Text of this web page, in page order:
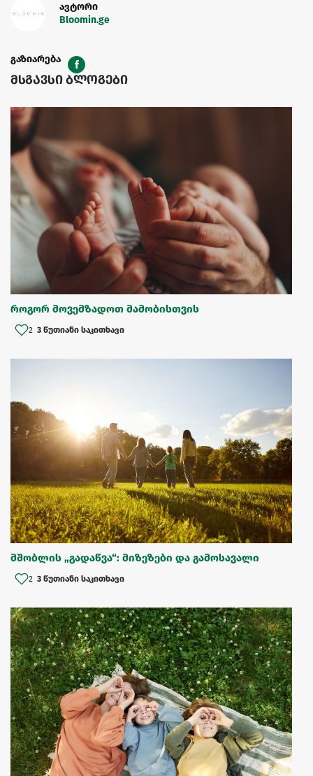
ავტორი
Bloomin.ge
გაზიარება
მსგავსი ბლოგები
როგორ მოვემზადოთ მამობისთვის
2 3 წუთიანი საკითხავი
მშობლის „გადაწვა“: მიზეზები და გამოსავალი
2 3 წუთიანი საკითხავი